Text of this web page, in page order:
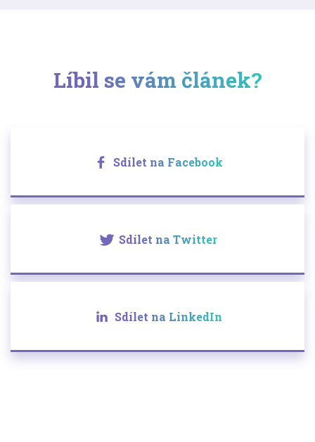
Líbil se vám článek?
Sdílet na Facebook
Sdílet na Twitter
Sdílet na LinkedIn